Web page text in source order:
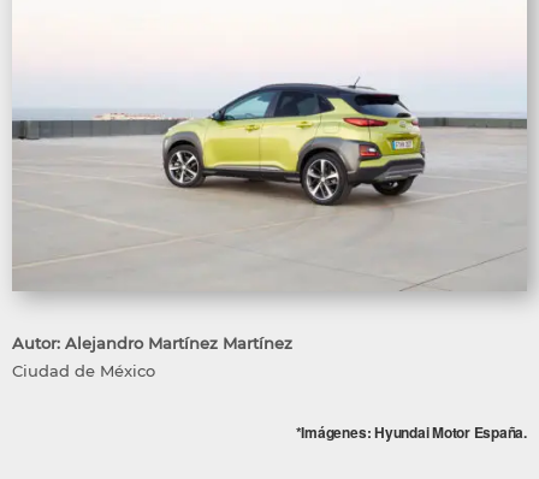
Autor: Alejandro Martínez Martínez
Ciudad de México
*Imágenes: Hyundai Motor España.